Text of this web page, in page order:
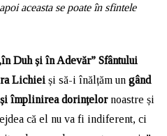
aceasta se poate în sfintele
Duh și în Adevăr” Sfântului
Lichiei și să-i înălțăm ungând
și împlinirea dorințelornoastre și
că el nu va fi indiferent, ci